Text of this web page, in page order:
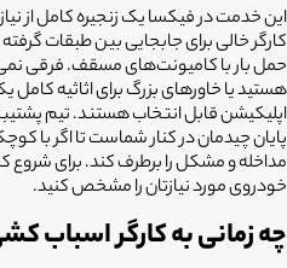
این خدمت در فیکسا یک زنجیره کامل از
کارگر خالی برای جابجایی بین طبقات
حمل بار با کامیونت‌های مسقف. فرقی
هستید یا خاورهای بزرگ برای اثاثیه کامل
اپلیکیشن قابل انتخاب هستند. تیم
پایان چیدمان در کنار شماست تا اگر با
مداخله و مشکل را برطرف کند. برای
خودروی مورد نیازتان را مشخص کنید.
چه زمانی به کارگر اسباب